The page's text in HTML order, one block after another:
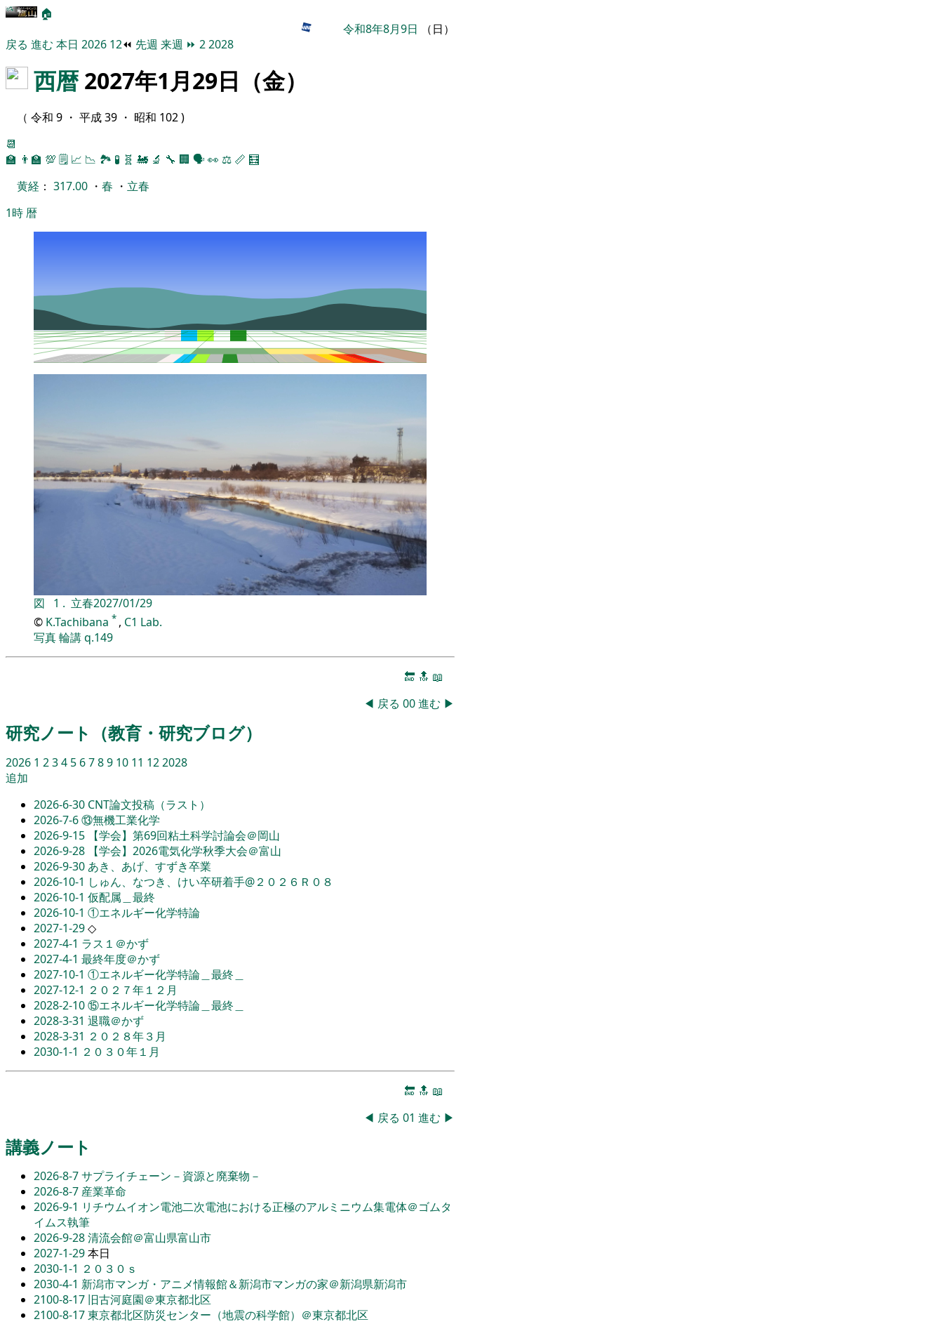
🏠
令和8年8月9日 （日）
戻る 進む 本日 2026 12⏪ 先週 来週 ⏩ 22028
西暦 2027年1月29日（金）
（ 令和 9 ・ 平成 39 ・ 昭和 102 )
📆
🏫 👨‍🏫 💯 🗒️ 📈 📉 🏞 🧪 🧬 🚂 🔬 🔧 🏢 🗣️👀 ⚖️ 📏 🧮
黄経 ： 317.00 ・ 春 ・ 立春
1時 暦
図 1 . 立春2027/01/29
© K.Tachibana * , C1 Lab.
写真輪講q.149
🔚 🔝 📖
◀ 戻る 00進む ▶
研究ノート（教育・研究ブログ）
2026 1 234 5 6789 10 11 122028
追加
2026-6-30 CNT論文投稿（ラスト）
2026-7-6⑬無機工業化学
2026-9-15
【学会】第69回粘土科学討論会＠岡山
2026-9-28
【学会】2026電気化学秋季大会＠富山
2026-9-30 あき、あげ、すずき卒業
2026-10-1 しゅん、なつき、けい卒研着手@２０２６Ｒ０８
2026-10-1 仮配属＿最終
2026-10-1 ①エネルギー化学特論
2027-1-29◇
2027-4-1 ラス１＠かず
2027-4-1 最終年度＠かず
2027-10-1 ①エネルギー化学特論＿最終＿
2027-12-1 ２０２７年１２月
2028-2-10⑮エネルギー化学特論＿最終＿
2028-3-31 退職＠かず
2028-3-31 ２０２８年３月
2030-1-1 ２０３０年１月
🔚 🔝 📖
◀ 戻る 01 進む ▶
講義ノート
2026-8-7サプライチェーン－資源と廃棄物－
2026-8-7産業革命
2026-9-1 リチウムイオン電池二次電池における正極のアルミニウム集電体＠ゴムタ
イムス執筆
2026-9-28清流会館＠富山県富山市
2027-1-29本日
2030-1-1 ２０３０ｓ
2030-4-1 新潟市マンガ・アニメ情報館＆新潟市マンガの家＠新潟県新潟市
2100-8-17 旧古河庭園＠東京都北区
2100-8-17東京都北区防災センター（地震の科学館）＠東京都北区